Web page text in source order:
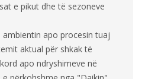
e pikut dhe të sezoneve
apo procesin tuaj
aktual për shkak të
apo ndryshimeve në